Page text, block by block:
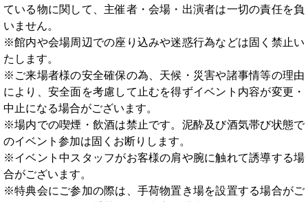
ている物に関して、主催者・会場・出演者は一切の責任を負
いません。
※館内や会場周辺での座り込みや迷惑行為などは固く禁止い
たします。
※ご来場者様の安全確保の為、天候・災害や諸事情等の理由
により、安全面を考慮して止むを得ずイベント内容が変更・
中止になる場合がございます。
※場内での喫煙・飲酒は禁止です。泥酔及び酒気帯び状態で
のイベント参加は固くお断りします。
※イベント中スタッフがお客様の肩や腕に触れて誘導する場
合がございます。
※特典会にご参加の際は、手荷物置き場を設置する場合がご